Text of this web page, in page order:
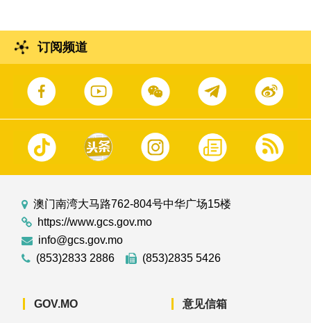
订阅频道
澳门南湾大马路762-804号中华广场15楼
https://www.gcs.gov.mo
info@gcs.gov.mo
(853)2833 2886
(853)2835 5426
GOV.MO 意见信箱